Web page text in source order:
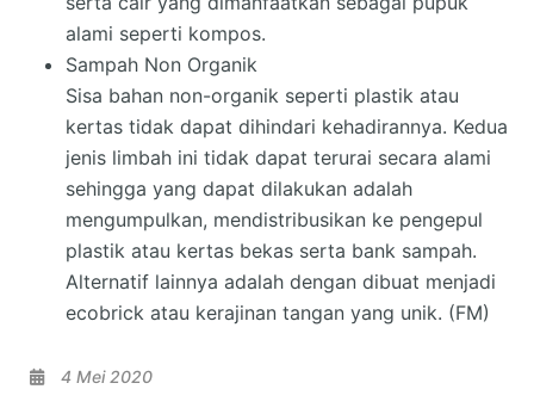
alami seperti kompos.
Sampah Non Organik
Sisa bahan non-organik seperti plastik atau
kertas tidak dapat dihindari kehadirannya. Kedua
jenis limbah ini tidak dapat terurai secara alami
sehingga yang dapat dilakukan adalah
mengumpulkan, mendistribusikan ke pengepul
plastik atau kertas bekas serta bank sampah.
Alternatif lainnya adalah dengan dibuat menjadi
ecobrick atau kerajinan tangan yang unik. (FM)
4 Mei 2020